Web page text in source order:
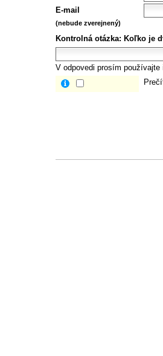
E-mail
(nebude zverejnený)
Kontrolná otázka: Koľko je
V odpovedi prosím